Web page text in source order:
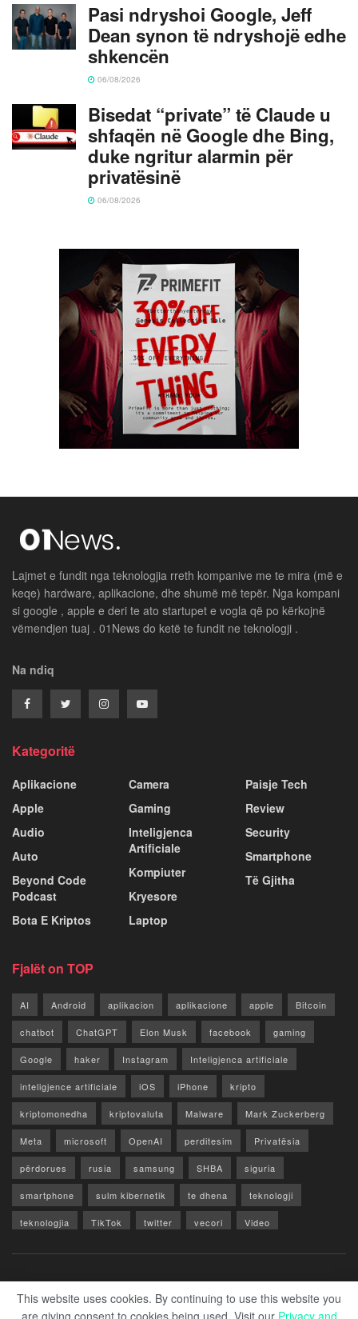
Pasi ndryshoi Google, Jeff
Dean synon të ndryshojë edhe
shkencën
06/08/2026
Bisedat “private” të Claude u
shfaqën në Google dhe Bing,
duke ngritur alarmin për
privatësinë
06/08/2026
Lajmet e fundit nga teknologjia rreth kompanive me te mira (më e
keqe) hardware, aplikacione, dhe shumë më tepër. Nga kompani
si google , apple e deri te ato startupet e vogla që po kërkojnë
vëmendjen tuaj . 01News do ketë te fundit ne teknologji .
Na ndiq
Kategoritë
Aplikacione
Apple
Audio
Auto
Beyond Code
Podcast
Bota E Kriptos
Camera
Gaming
Inteligjenca
Artificiale
Kompiuter
Kryesore
Laptop
Paisje Tech
Review
Security
Smartphone
Të Gjitha
Fjalët on TOP
AI Android aplikacion aplikacione apple Bitcoin
chatbot ChatGPT Elon Musk facebook gaming
Google haker Instagram Inteligjenca artificiale
inteligjence artificiale iOS iPhone kripto
kriptomonedha kriptovaluta Malware Mark Zuckerberg
Meta microsoft OpenAI perditesim Privatësia
përdorues rusia samsung SHBA siguria
smartphone sulm kibernetik te dhena teknologji
teknologjia TikTok twitter vecori Video
This website uses cookies. By continuing to use this website you
are giving consent to cookies being used. Visit our Privacy and